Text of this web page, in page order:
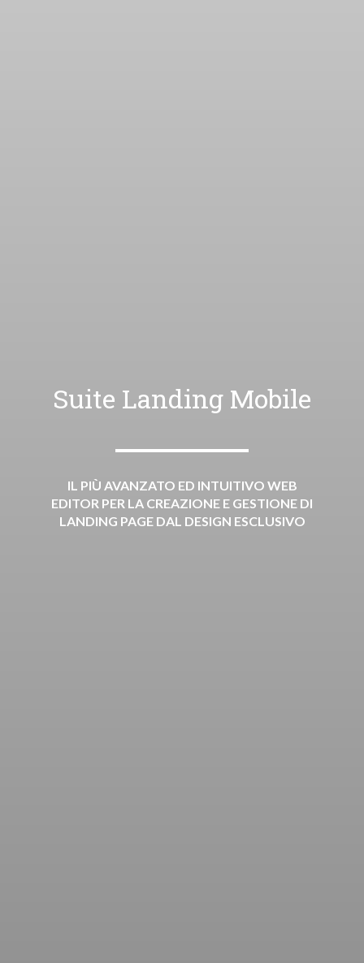
Suite Landing Mobile
IL PIÙ AVANZATO ED INTUITIVO WEB
EDITOR PER LA CREAZIONE E GESTIONE DI
LANDING PAGE DAL DESIGN ESCLUSIVO